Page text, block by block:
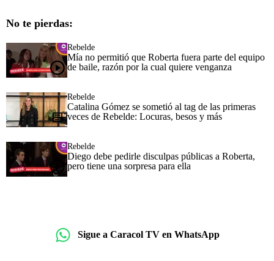
No te pierdas:
Rebelde
Mía no permitió que Roberta fuera parte del equipo
de baile, razón por la cual quiere venganza
Rebelde
Catalina Gómez se sometió al tag de las primeras
veces de Rebelde: Locuras, besos y más
Rebelde
Diego debe pedirle disculpas públicas a Roberta,
pero tiene una sorpresa para ella
Sigue a Caracol TV en WhatsApp